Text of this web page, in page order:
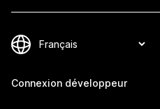
Connexion développeur